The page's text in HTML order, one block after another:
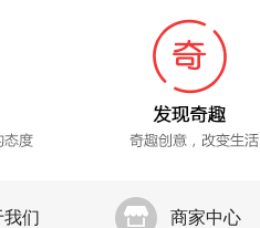
我们 商家中心